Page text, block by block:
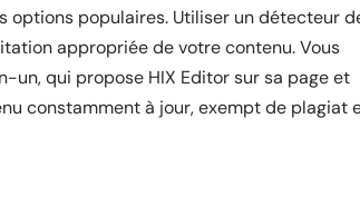
options populaires. Utiliser un détecteur
appropriée de votre contenu. Vous
un, qui propose HIX Editor sur sa page et
constamment à jour, exempt de plagiat